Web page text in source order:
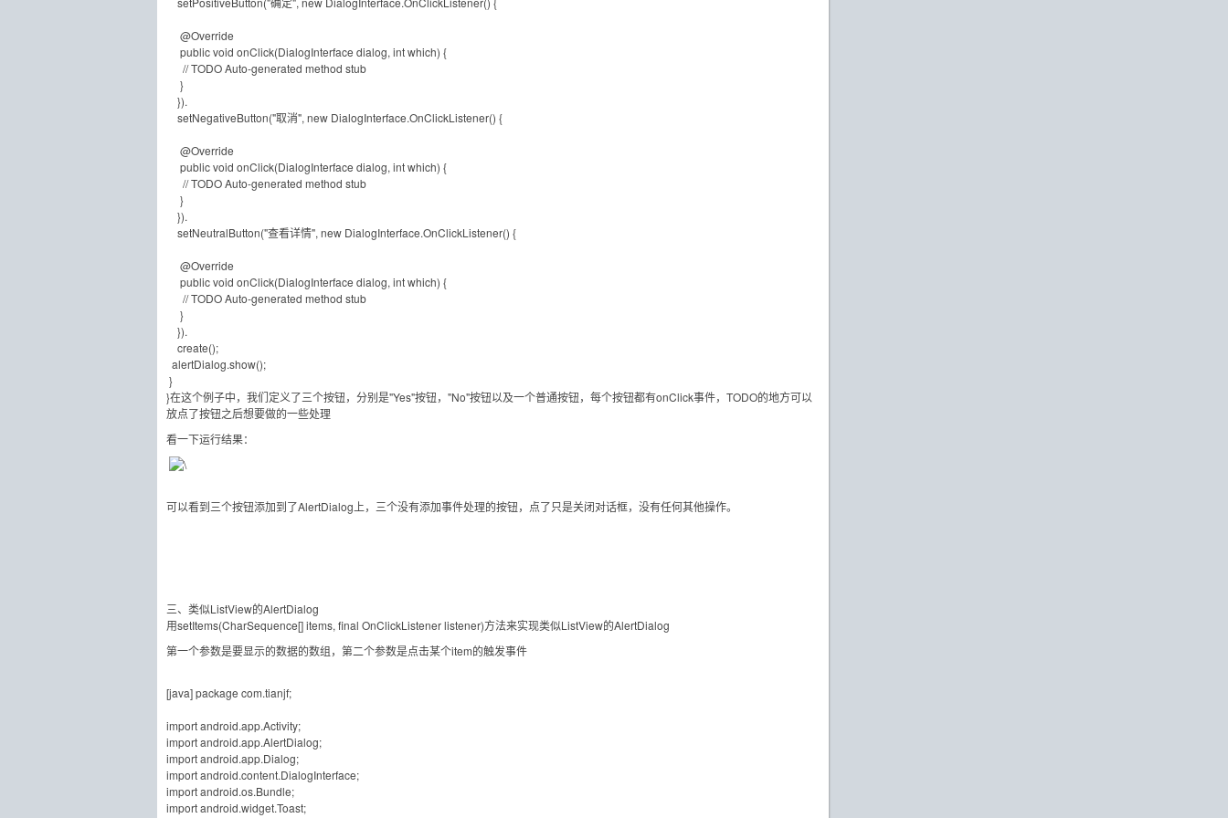
@Override
public void onClick(DialogInterface dialog, int which) {
// TODO Auto-generated method stub
}
}).
setNegativeButton("取消", new DialogInterface.OnClickListener() {
@Override
public void onClick(DialogInterface dialog, int which) {
// TODO Auto-generated method stub
}
}).
setNeutralButton("查看详情", new DialogInterface.OnClickListener() {
@Override
public void onClick(DialogInterface dialog, int which) {
// TODO Auto-generated method stub
}
}).
create();
alertDialog.show();
}
}在这个例子中，我们定义了三个按钮，分别是"Yes"按钮，"No"按钮以及一个普通按钮，每个按钮都有onClick事件，TODO的地方可以
放点了按钮之后想要做的一些处理
看一下运行结果：
可以看到三个按钮添加到了AlertDialog上，三个没有添加事件处理的按钮，点了只是关闭对话框，没有任何其他操作。
三、类似ListView的AlertDialog
用setItems(CharSequence[] items, final OnClickListener listener)方法来实现类似ListView的AlertDialog
第一个参数是要显示的数据的数组，第二个参数是点击某个item的触发事件
[java] package com.tianjf;
import android.app.Activity;
import android.app.AlertDialog;
import android.app.Dialog;
import android.content.DialogInterface;
import android.os.Bundle;
import android.widget.Toast;